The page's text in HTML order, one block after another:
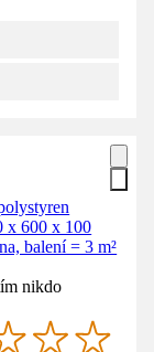
x 600 x 100
balení = 3 m²
nikdo